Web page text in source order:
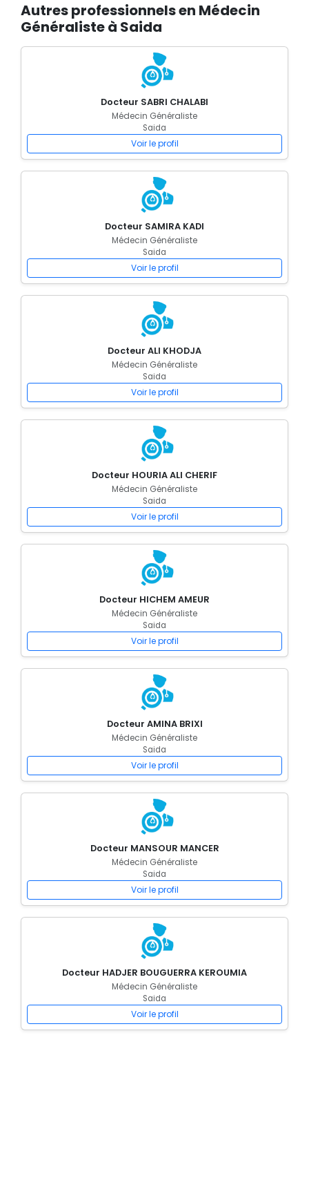
Autres professionnels en Médecin
Généraliste à Saida
Docteur SABRI CHALABI
Médecin Généraliste
Saida
Voir le profil
Docteur SAMIRA KADI
Médecin Généraliste
Saida
Voir le profil
Docteur ALI KHODJA
Médecin Généraliste
Saida
Voir le profil
Docteur HOURIA ALI CHERIF
Médecin Généraliste
Saida
Voir le profil
Docteur HICHEM AMEUR
Médecin Généraliste
Saida
Voir le profil
Docteur AMINA BRIXI
Médecin Généraliste
Saida
Voir le profil
Docteur MANSOUR MANCER
Médecin Généraliste
Saida
Voir le profil
Docteur HADJER BOUGUERRA KEROUMIA
Médecin Généraliste
Saida
Voir le profil